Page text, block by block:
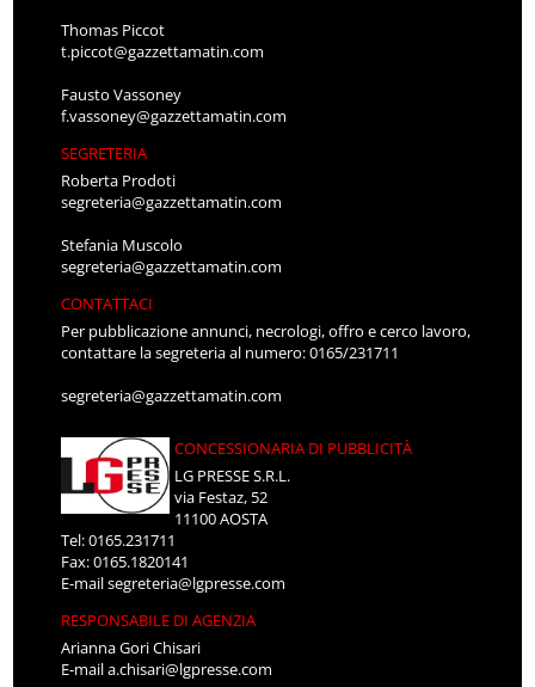
Thomas Piccot
t.piccot@gazzettamatin.com
Fausto Vassoney
f.vassoney@gazzettamatin.com
SEGRETERIA
Roberta Prodoti
segreteria@gazzettamatin.com
Stefania Muscolo
segreteria@gazzettamatin.com
CONTATTACI
Per pubblicazione annunci, necrologi, offro e cerco lavoro,
contattare la segreteria al numero: 0165/231711
segreteria@gazzettamatin.com
CONCESSIONARIA DI PUBBLICITÀ
LG PRESSE S.R.L.
via Festaz, 52
11100 AOSTA
Tel: 0165.231711
Fax: 0165.1820141
E-mailsegreteria@lgpresse.com
RESPONSABILE DI AGENZIA
Arianna Gori Chisari
E-maila.chisari@lgpresse.com